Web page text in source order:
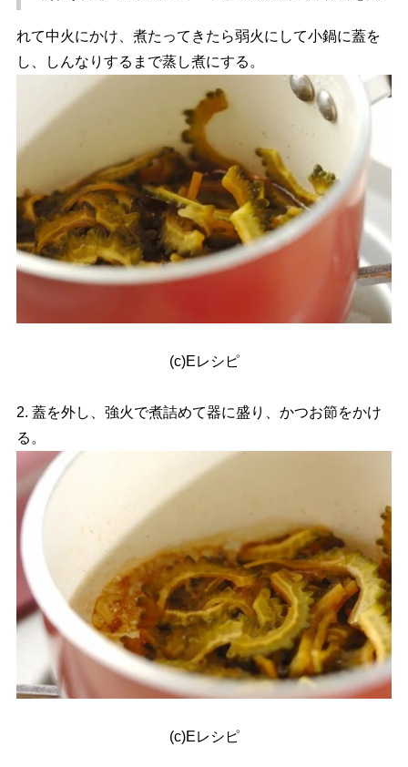
れて中火にかけ、煮たってきたら弱火にして小鍋に蓋を
し、しんなりするまで蒸し煮にする。
(c)Eレシピ
2. 蓋を外し、強火で煮詰めて器に盛り、かつお節をかけ
る。
(c)Eレシピ